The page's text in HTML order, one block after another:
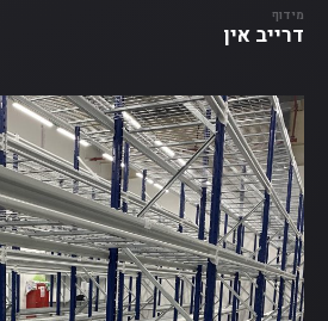
מידוף
דרייב אין